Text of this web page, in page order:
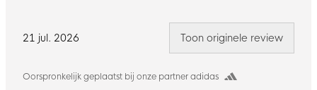
21 jul. 2026
Oorspronkelijk geplaatst bij onze partner adidas
Toon originele review